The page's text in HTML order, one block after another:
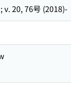
20, 76号 (2018)-